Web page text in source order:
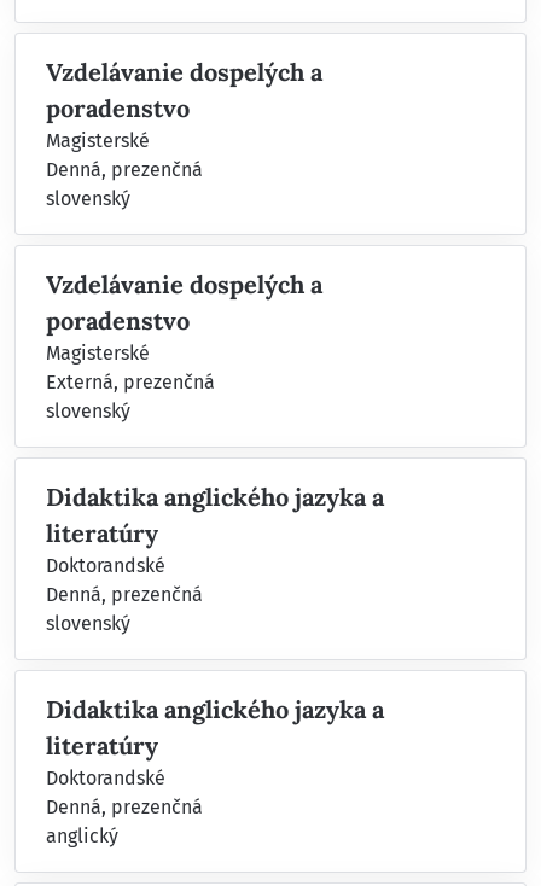
Vzdelávanie dospelých a
poradenstvo
Magisterské
Denná, prezenčná
slovenský
Vzdelávanie dospelých a
poradenstvo
Magisterské
Externá, prezenčná
slovenský
Didaktika anglického jazyka a
literatúry
Doktorandské
Denná, prezenčná
slovenský
Didaktika anglického jazyka a
literatúry
Doktorandské
Denná, prezenčná
anglický